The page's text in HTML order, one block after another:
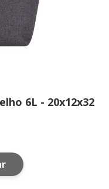
6L - 20x12x32